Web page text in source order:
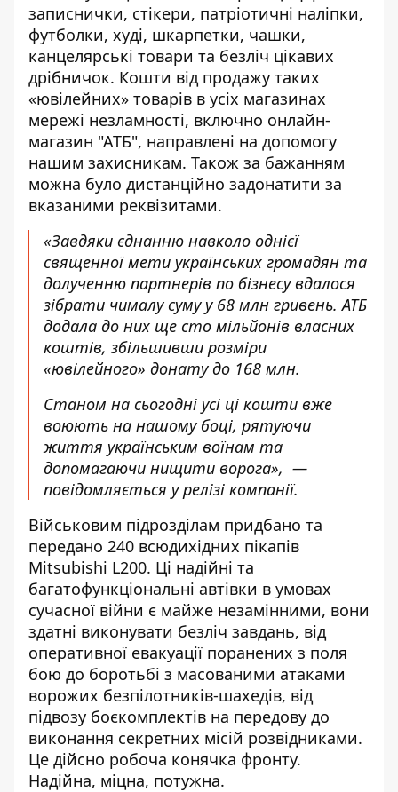
записнички, стікери, патріотичні наліпки,
футболки, худі, шкарпетки, чашки,
канцелярські товари та безліч цікавих
дрібничок. Кошти від продажу таких
«ювілейних» товарів в усіх магазинах
мережі незламності, включно онлайн-
магазин "АТБ", направлені на допомогу
нашим захисникам. Також за бажанням
можна було дистанційно задонатити за
вказаними реквізитами.
«Завдяки єднанню навколо однієї
священної мети українських громадян та
долученню партнерів по бізнесу вдалося
зібрати чималу суму у 68 млн гривень. АТБ
додала до них ще сто мільйонів власних
коштів, збільшивши розміри
«ювілейного» донату до 168 млн.
Станом на сьогодні усі ці кошти вже
воюють на нашому боці, рятуючи
життя українським воїнам та
допомагаючи нищити ворога», —
повідомляється у релізі компанії.
Військовим підрозділам придбано та
передано 240 всюдихідних пікапів
Mitsubishi L200. Ці надійні та
багатофункціональні автівки в умовах
сучасної війни є майже незамінними, вони
здатні виконувати безліч завдань, від
оперативної евакуації поранених з поля
бою до боротьбі з масованими атаками
ворожих безпілотників-шахедів, від
підвозу боєкомплектів на передову до
виконання секретних місій розвідниками.
Це дійсно робоча конячка фронту.
Надійна, міцна, потужна.